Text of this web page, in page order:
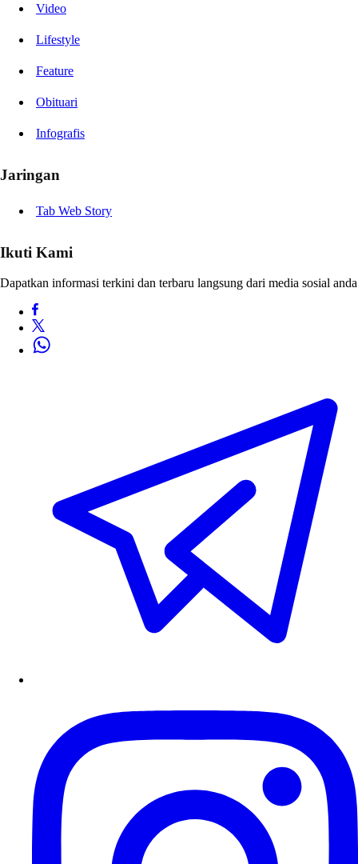
Video
Lifestyle
Feature
Obituari
Infografis
Jaringan
Tab Web Story
Ikuti Kami
Dapatkan informasi terkini dan terbaru langsung dari media sosial anda